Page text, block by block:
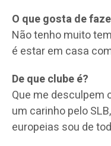
O que gosta de
Não tenho muito
é estar em casa
De que clube é?
Que me desculpem
um carinho pelo
europeias sou de